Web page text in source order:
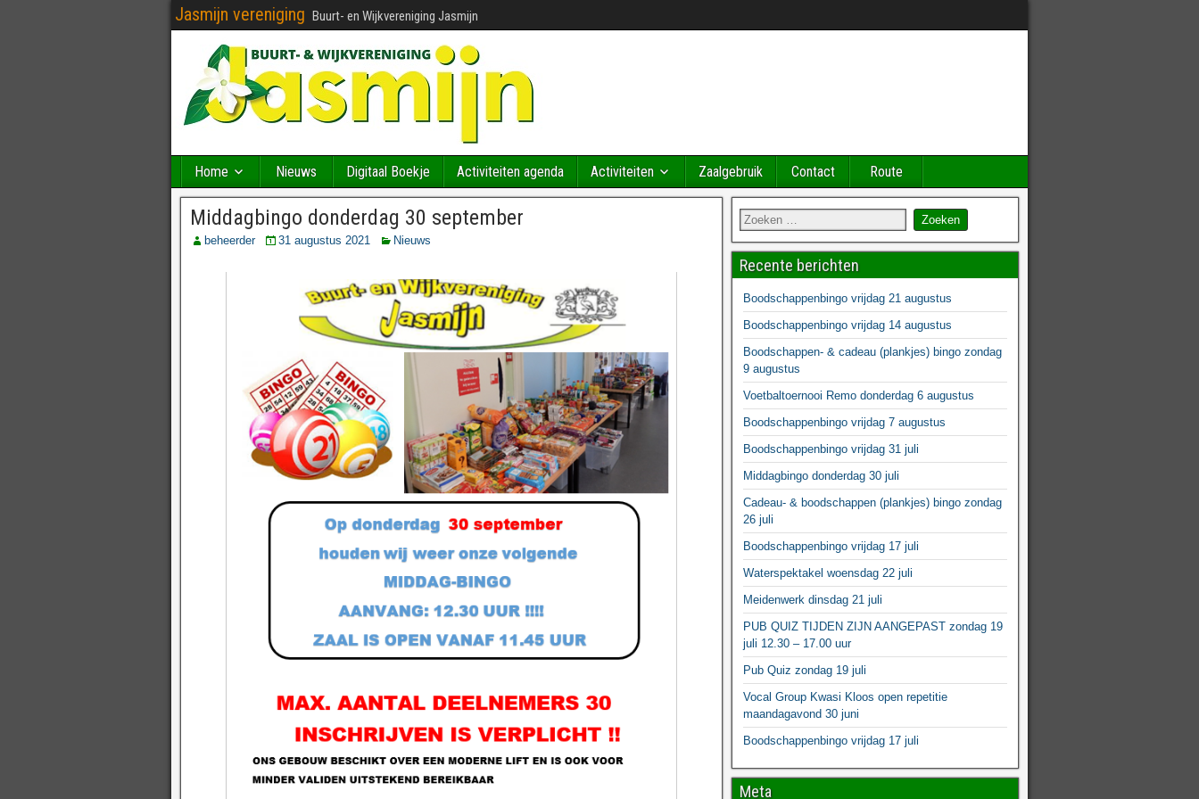
Jasmijn vereniging Buurt- en Wijkvereniging Jasmijn
Home Nieuws Digitaal Boekje Activiteiten agenda Activiteiten Zaalgebruik Contact Route
Middagbingo donderdag 30 september
beheerder 31 augustus 2021 Nieuws
Recente berichten
Boodschappenbingo vrijdag 21 augustus
Boodschappenbingo vrijdag 14 augustus
Boodschappen- & cadeau (plankjes) bingo zondag
9 augustus
Voetbaltoernooi Remo donderdag 6 augustus
Boodschappenbingo vrijdag 7 augustus
Boodschappenbingo vrijdag 31 juli
Middagbingo donderdag 30 juli
Cadeau- & boodschappen (plankjes) bingo zondag
26 juli
Boodschappenbingo vrijdag 17 juli
Waterspektakel woensdag 22 juli
Meidenwerk dinsdag 21 juli
PUB QUIZ TIJDEN ZIJN AANGEPAST zondag 19
juli 12.30 – 17.00 uur
Pub Quiz zondag 19 juli
Vocal Group Kwasi Kloos open repetitie
maandagavond 30 juni
Boodschappenbingo vrijdag 17 juli
Meta